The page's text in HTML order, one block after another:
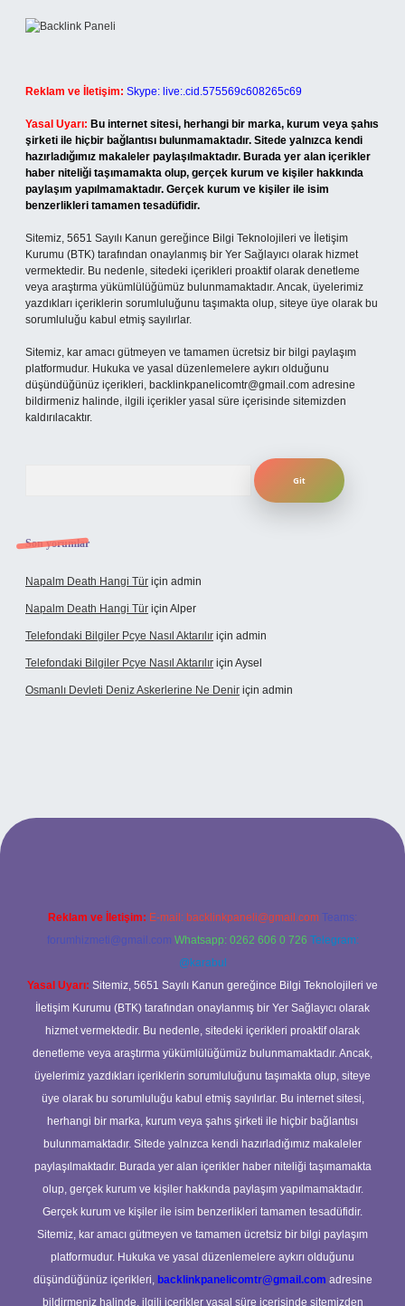
Reklam ve İletişim: Skype: live:.cid.575569c608265c69
Yasal Uyarı: Bu internet sitesi, herhangi bir marka, kurum veya şahıs
şirketi ile hiçbir bağlantısı bulunmamaktadır. Sitede yalnızca kendi
hazırladığımız makaleler paylaşılmaktadır. Burada yer alan içerikler
haber niteliği taşımamakta olup, gerçek kurum ve kişiler hakkında
paylaşım yapılmamaktadır. Gerçek kurum ve kişiler ile isim
benzerlikleri tamamen tesadüfidir.
Sitemiz, 5651 Sayılı Kanun gereğince Bilgi Teknolojileri ve İletişim
Kurumu (BTK) tarafından onaylanmış bir Yer Sağlayıcı olarak hizmet
vermektedir. Bu nedenle, sitedeki içerikleri proaktif olarak denetleme
veya araştırma yükümlülüğümüz bulunmamaktadır. Ancak, üyelerimiz
yazdıkları içeriklerin sorumluluğunu taşımakta olup, siteye üye olarak bu
sorumluluğu kabul etmiş sayılırlar.
Sitemiz, kar amacı gütmeyen ve tamamen ücretsiz bir bilgi paylaşım
platformudur. Hukuka ve yasal düzenlemelere aykırı olduğunu
düşündüğünüz içerikleri, backlinkpanelicomtr@gmail.com adresine
bildirmeniz halinde, ilgili içerikler yasal süre içerisinde sitemizden
kaldırılacaktır.
Son yorumlar
Napalm Death Hangi Tür için admin
Napalm Death Hangi Tür için Alper
Telefondaki Bilgiler Pcye Nasıl Aktarılır için admin
Telefondaki Bilgiler Pcye Nasıl Aktarılır için Aysel
Osmanlı Devleti Deniz Askerlerine Ne Denir için admin
giriş
Reklam ve İletişim: E-mail: backlinkpaneli@gmail.com Teams:
forumhizmeti@gmail.com Whatsapp: 0262 606 0 726 Telegram:
@karabul
Yasal Uyarı: Sitemiz, 5651 Sayılı Kanun gereğince Bilgi Teknolojileri ve
İletişim Kurumu (BTK) tarafından onaylanmış bir Yer Sağlayıcı olarak
hizmet vermektedir. Bu nedenle, sitedeki içerikleri proaktif olarak
denetleme veya araştırma yükümlülüğümüz bulunmamaktadır. Ancak,
üyelerimiz yazdıkları içeriklerin sorumluluğunu taşımakta olup, siteye
üye olarak bu sorumluluğu kabul etmiş sayılırlar. Bu internet sitesi,
herhangi bir marka, kurum veya şahıs şirketi ile hiçbir bağlantısı
bulunmamaktadır. Sitede yalnızca kendi hazırladığımız makaleler
paylaşılmaktadır. Burada yer alan içerikler haber niteliği taşımamakta
olup, gerçek kurum ve kişiler hakkında paylaşım yapılmamaktadır.
Gerçek kurum ve kişiler ile isim benzerlikleri tamamen tesadüfidir.
Sitemiz, kar amacı gütmeyen ve tamamen ücretsiz bir bilgi paylaşım
platformudur. Hukuka ve yasal düzenlemelere aykırı olduğunu
düşündüğünüz içerikleri, backlinkpanelicomtr@gmail.com adresine
bildirmeniz halinde, ilgili içerikler yasal süre içerisinde sitemizden